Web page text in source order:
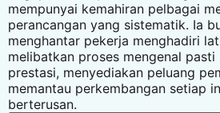
mempunyai kemahiran pelbagai
perancangan yang sistematik. Ia
menghantar pekerja menghadiri
melibatkan proses mengenal pasti
prestasi, menyediakan peluang
memantau perkembangan setiap
berterusan.